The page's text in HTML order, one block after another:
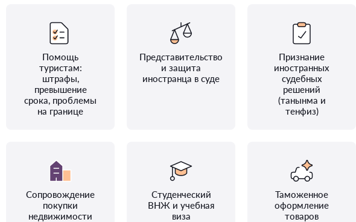
Помощь
туристам:
штрафы,
превышение
срока, проблемы
на границе
Представительство
и защита
иностранца в суде
Признание
иностранных
судебных
решений
(танынма и
тенфиз)
Сопровождение
покупки
недвижимости
Студенческий
ВНЖ и учебная
виза
Таможенное
оформление
товаров